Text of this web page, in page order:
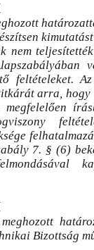
nem
feltételeket.
arra, hogy
7. § (6)
Bizottság